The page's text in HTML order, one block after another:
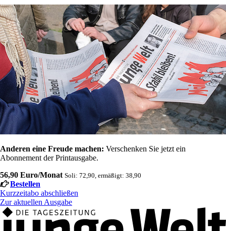
Anderen eine Freude machen: Verschenken Sie jetzt ein
Abonnement der Printausgabe.
56,90 Euro/Monat Soli: 72,90, ermäßigt: 38,90
Bestellen
Kurzzeitabo abschließen
Zur aktuellen Ausgabe